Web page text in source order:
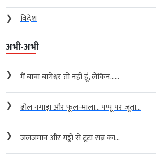
❯
विदेश
अभी-अभी
❯ मैं बाबा बागेश्वर तो नहीं हूं, लेकिन…...
❯ ढोल नगाड़ा और फूल-माला… पप्पू पर जूता...
❯ जलजमाव और गड्ढों से टूटा सब्र का...